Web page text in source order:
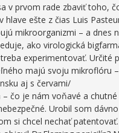
v prvom rade zbaviť toho,
hlave ešte z čias Luis
mikroorganizmi – a dnes
ako virologická
experimentovať. Určité
majú svoju mikroflóru
aj s červami/
– čo je nám voňavé a
Urobil som
si chcel nechať patentovať.